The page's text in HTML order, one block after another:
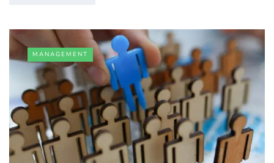
MANAGEMENT